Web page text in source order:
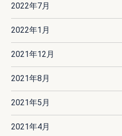
2022年7月
2022年1月
2021年12月
2021年8月
2021年5月
2021年4月